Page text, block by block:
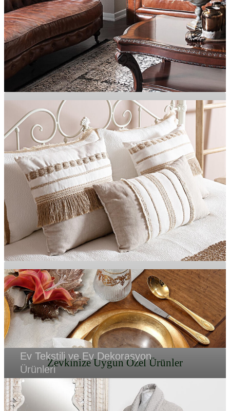
EVİNİZE ŞIKLIK KATIN
Etnik ve Klasik Mobilya Takımları
MOBİLYA
KALİTENİN TEK ADRESİ
Ev Tekstili ve Ev Dekorasyon
Ürünleri
EVİNİZDE ZENGİN BİR GÖRÜNÜM
Zevkinize Uygun Özel Ürünler